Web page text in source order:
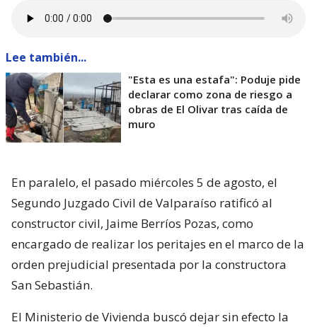
Lee también...
"Esta es una estafa": Poduje pide
declarar como zona de riesgo a
obras de El Olivar tras caída de
muro
En paralelo, el pasado miércoles 5 de agosto, el
Segundo Juzgado Civil de Valparaíso ratificó al
constructor civil, Jaime Berríos Pozas, como
encargado de realizar los peritajes en el marco de la
orden prejudicial presentada por la constructora
San Sebastián.
El Ministerio de Vivienda buscó dejar sin efecto la